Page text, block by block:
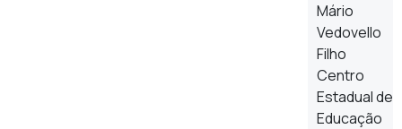
Mário
Vedovello
Filho
Centro
Estadual de
Educação